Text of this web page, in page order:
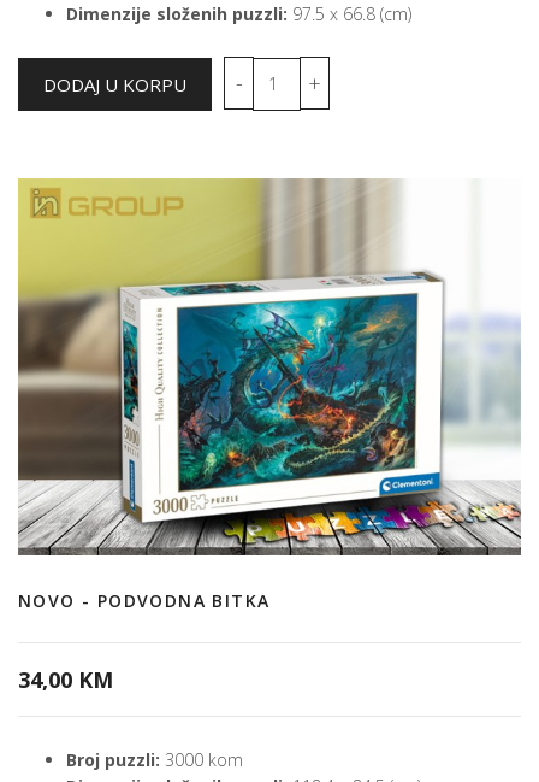
Dimenzije složenih puzzli: 97.5 x 66.8 (cm)
NOVO - PODVODNA BITKA
34,00 KM
Broj puzzli: 3000 kom